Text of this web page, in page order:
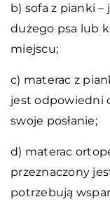
b) sofa z pianki –
dużego psa lub
miejscu;
c) materac z
jest odpowiedni
swoje posłanie;
d) materac
przeznaczony
potrzebują